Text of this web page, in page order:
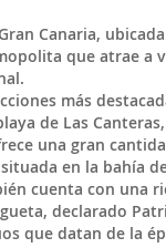
Canaria,
que atrae a
más
de Las
una gran
en la bahía
cuenta con una
declarado
que datan de la